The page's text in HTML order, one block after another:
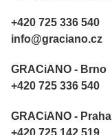
+420 725 336 540
info@graciano.cz
GRACiANO - Brno
+420 725 336 540
GRACiANO - Praha